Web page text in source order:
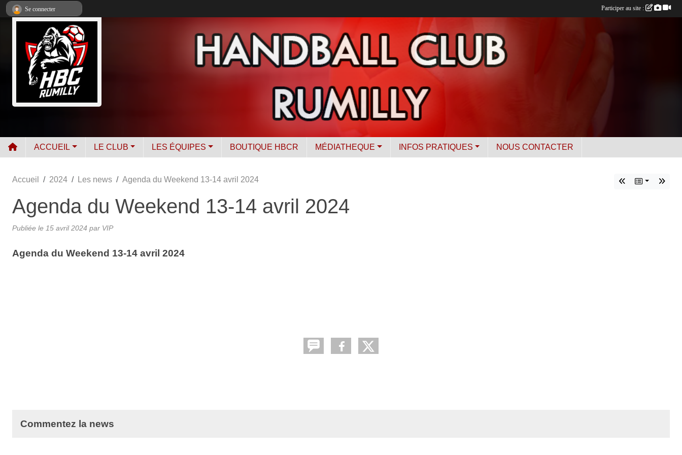
ACCUEIL LE CLUB LES ÉQUIPES BOUTIQUE HBCR MÉDIATHEQUE INFOS PRATIQUES NOUS CONTACTER
Accueil 2024 Les news Agenda du Weekend 13-14 avril 2024
Agenda du Weekend 13-14 avril 2024
Publiée le 15 avril 2024 par VIP
Agenda du Weekend 13-14 avril 2024
Commentez la news
Se connecter Participer au site :
Panneau de gestion des cookies